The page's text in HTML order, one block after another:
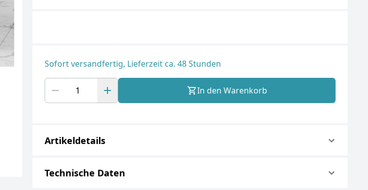
Sofort versandfertig, Lieferzeit ca. 48 Stunden
In den Warenkorb
Artikeldetails
Technische Daten